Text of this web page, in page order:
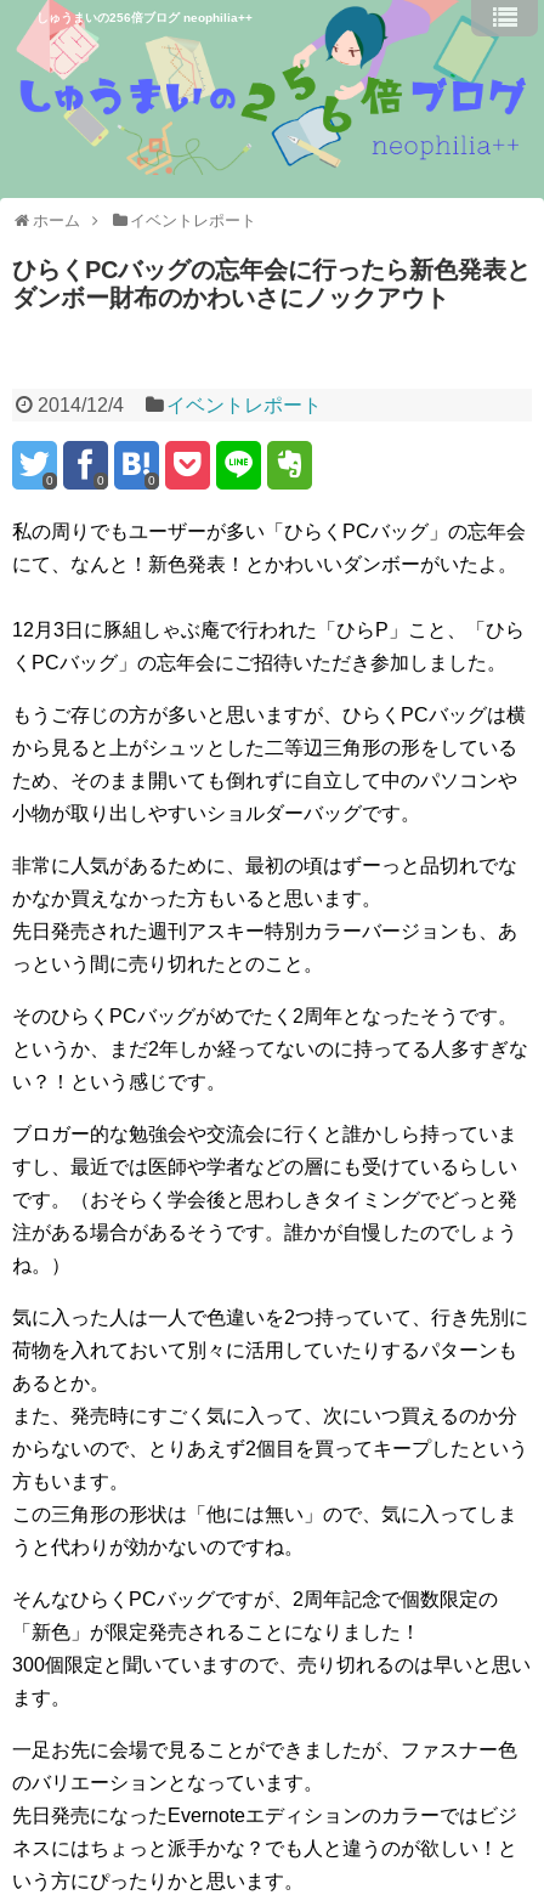
しゅうまいの256倍ブログ neophilia++
ホーム イベントレポート
ひらくPCバッグの忘年会に行ったら新色発表と
ダンボー財布のかわいさにノックアウト
2014/12/4 イベントレポート
0 0 0
私の周りでもユーザーが多い「ひらくPCバッグ」の忘年会
にて、なんと！新色発表！とかわいいダンボーがいたよ。
12月3日に豚組しゃぶ庵で行われた「ひらP」こと、「ひら
くPCバッグ」の忘年会にご招待いただき参加しました。
もうご存じの方が多いと思いますが、ひらくPCバッグは横
から見ると上がシュッとした二等辺三角形の形をしている
ため、そのまま開いても倒れずに自立して中のパソコンや
小物が取り出しやすいショルダーバッグです。
非常に人気があるために、最初の頃はずーっと品切れでな
かなか買えなかった方もいると思います。
先日発売された週刊アスキー特別カラーバージョンも、あ
っという間に売り切れたとのこと。
そのひらくPCバッグがめでたく2周年となったそうです。
というか、まだ2年しか経ってないのに持ってる人多すぎな
い？！という感じです。
ブロガー的な勉強会や交流会に行くと誰かしら持っていま
すし、最近では医師や学者などの層にも受けているらしい
です。（おそらく学会後と思わしきタイミングでどっと発
注がある場合があるそうです。誰かが自慢したのでしょう
ね。）
気に入った人は一人で色違いを2つ持っていて、行き先別に
荷物を入れておいて別々に活用していたりするパターンも
あるとか。
また、発売時にすごく気に入って、次にいつ買えるのか分
からないので、とりあえず2個目を買ってキープしたという
方もいます。
この三角形の形状は「他には無い」ので、気に入ってしま
うと代わりが効かないのですね。
そんなひらくPCバッグですが、2周年記念で個数限定の
「新色」が限定発売されることになりました！
300個限定と聞いていますので、売り切れるのは早いと思い
ます。
一足お先に会場で見ることができましたが、ファスナー色
のバリエーションとなっています。
先日発売になったEvernoteエディションのカラーではビジ
ネスにはちょっと派手かな？でも人と違うのが欲しい！と
いう方にぴったりかと思います。